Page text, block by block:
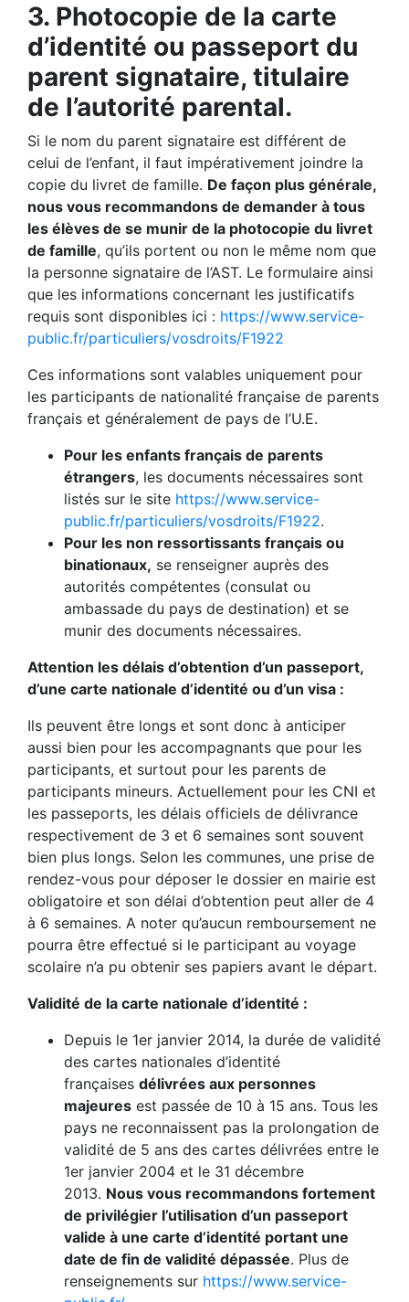
3. Photocopie de la carte
d’identité ou passeport du
parent signataire, titulaire
de l’autorité parental.
Si le nom du parent signataire est différent de
celui de l’enfant, il faut impérativement joindre la
copie du livret de famille. De façon plus générale,
nous vous recommandons de demander à tous
les élèves de se munir de la photocopie du livret
de famille, qu’ils portent ou non le même nom que
la personne signataire de l’AST. Le formulaire ainsi
que les informations concernant les justificatifs
requis sont disponibles ici : https://www.service-
public.fr/particuliers/vosdroits/F1922
Ces informations sont valables uniquement pour
les participants de nationalité française de parents
français et généralement de pays de l’U.E.
Pour les enfants français de parents
étrangers, les documents nécessaires sont
listés sur le site https://www.service-
public.fr/particuliers/vosdroits/F1922.
Pour les non ressortissants français ou
binationaux, se renseigner auprès des
autorités compétentes (consulat ou
ambassade du pays de destination) et se
munir des documents nécessaires.
Attention les délais d’obtention d’un passeport,
d’une carte nationale d’identité ou d’un visa :
Ils peuvent être longs et sont donc à anticiper
aussi bien pour les accompagnants que pour les
participants, et surtout pour les parents de
participants mineurs. Actuellement pour les CNI et
les passeports, les délais officiels de délivrance
respectivement de 3 et 6 semaines sont souvent
bien plus longs. Selon les communes, une prise de
rendez-vous pour déposer le dossier en mairie est
obligatoire et son délai d’obtention peut aller de 4
à 6 semaines. A noter qu’aucun remboursement ne
pourra être effectué si le participant au voyage
scolaire n’a pu obtenir ses papiers avant le départ.
Validité de la carte nationale d’identité :
Depuis le 1er janvier 2014, la durée de validité
des cartes nationales d’identité
françaises délivrées aux personnes
majeures est passée de 10 à 15 ans. Tous les
pays ne reconnaissent pas la prolongation de
validité de 5 ans des cartes délivrées entre le
1er janvier 2004 et le 31 décembre
2013. Nous vous recommandons fortement
de privilégier l’utilisation d’un passeport
valide à une carte d’identité portant une
date de fin de validité dépassée. Plus de
renseignements sur https://www.service-